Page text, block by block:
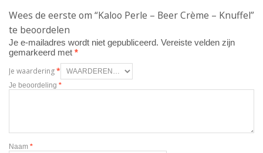
Wees de eerste om “Kaloo Perle – Beer Crème – Knuffel”
te beoordelen
Je e-mailadres wordt niet gepubliceerd. Vereiste velden zijn
gemarkeerd met *
Je waardering*
Je beoordeling *
Naam *